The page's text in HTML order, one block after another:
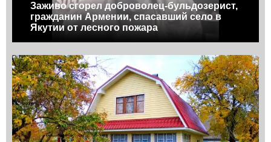
Заживо сгорел доброволец-бульдозерист,
гражданин Армении, спасавший село в
Якутии от лесного пожара